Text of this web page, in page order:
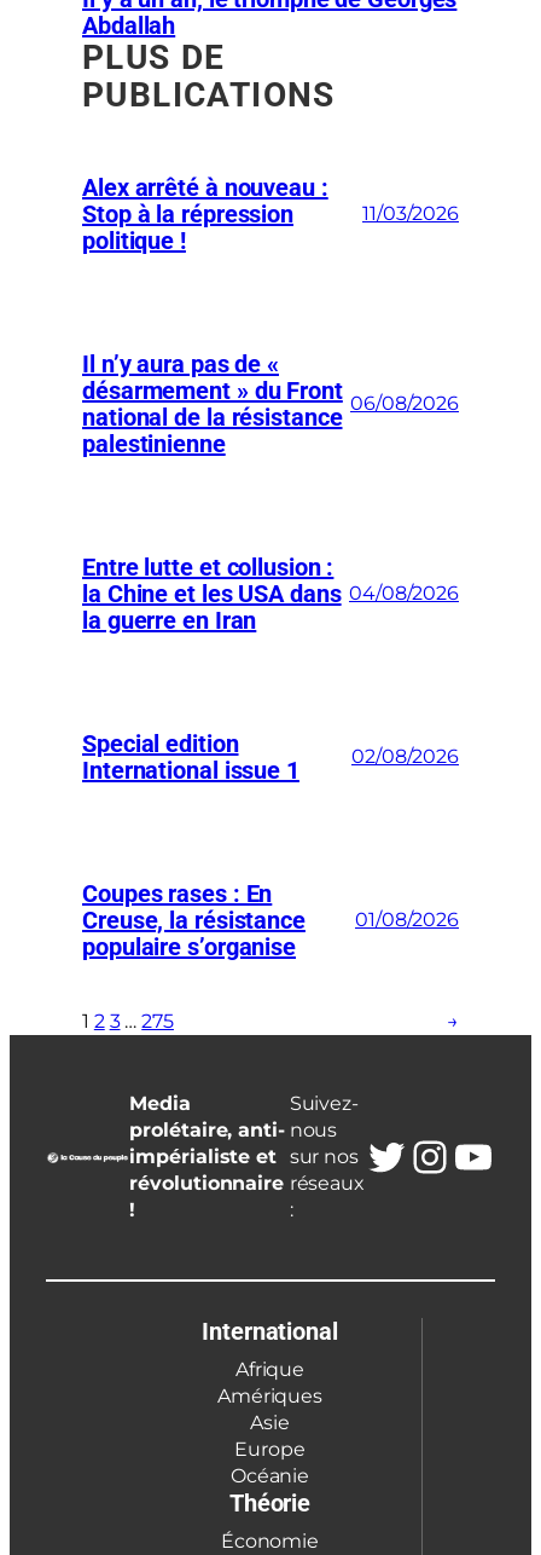
Abdallah
PLUS DE
PUBLICATIONS
Alex arrêté à nouveau :
Stop à la répression
politique !
11/03/2026
Il n’y aura pas de «
désarmement » du Front
national de la résistance
palestinienne
06/08/2026
Entre lutte et collusion :
la Chine et les USA dans
la guerre en Iran
04/08/2026
Special edition
International issue 1
02/08/2026
Coupes rases : En
Creuse, la résistance
populaire s’organise
01/08/2026
1 2 3 … 275 →
Media
prolétaire, anti-
impérialiste et
révolutionnaire
!
Suivez-
nous
sur nos
réseaux
:
Twitter
International
Afrique
Amériques
Asie
Europe
Océanie
Théorie
Économie